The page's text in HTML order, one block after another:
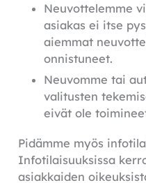
Neuvottelemme
asiakas ei itse
aiemmat
onnistuneet.
Neuvomme tai
valitusten
eivät ole
Pidämme myös
Infotilaisuuksissa
asiakkaiden